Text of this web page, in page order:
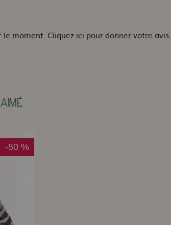
le moment. Cliquez ici pour donner votre avis.
-50 %